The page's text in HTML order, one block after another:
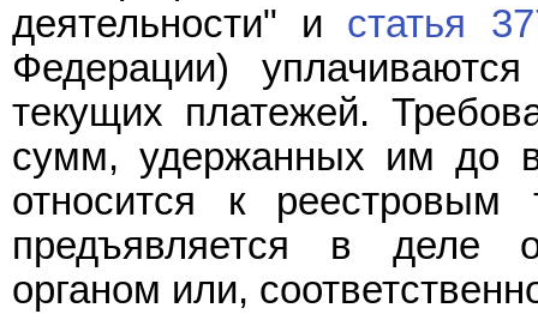
деятельности" и статья
Федерации)
текущих платежей.
сумм, удержанных им до
относится к реестровым
предъявляется в деле
органом или,